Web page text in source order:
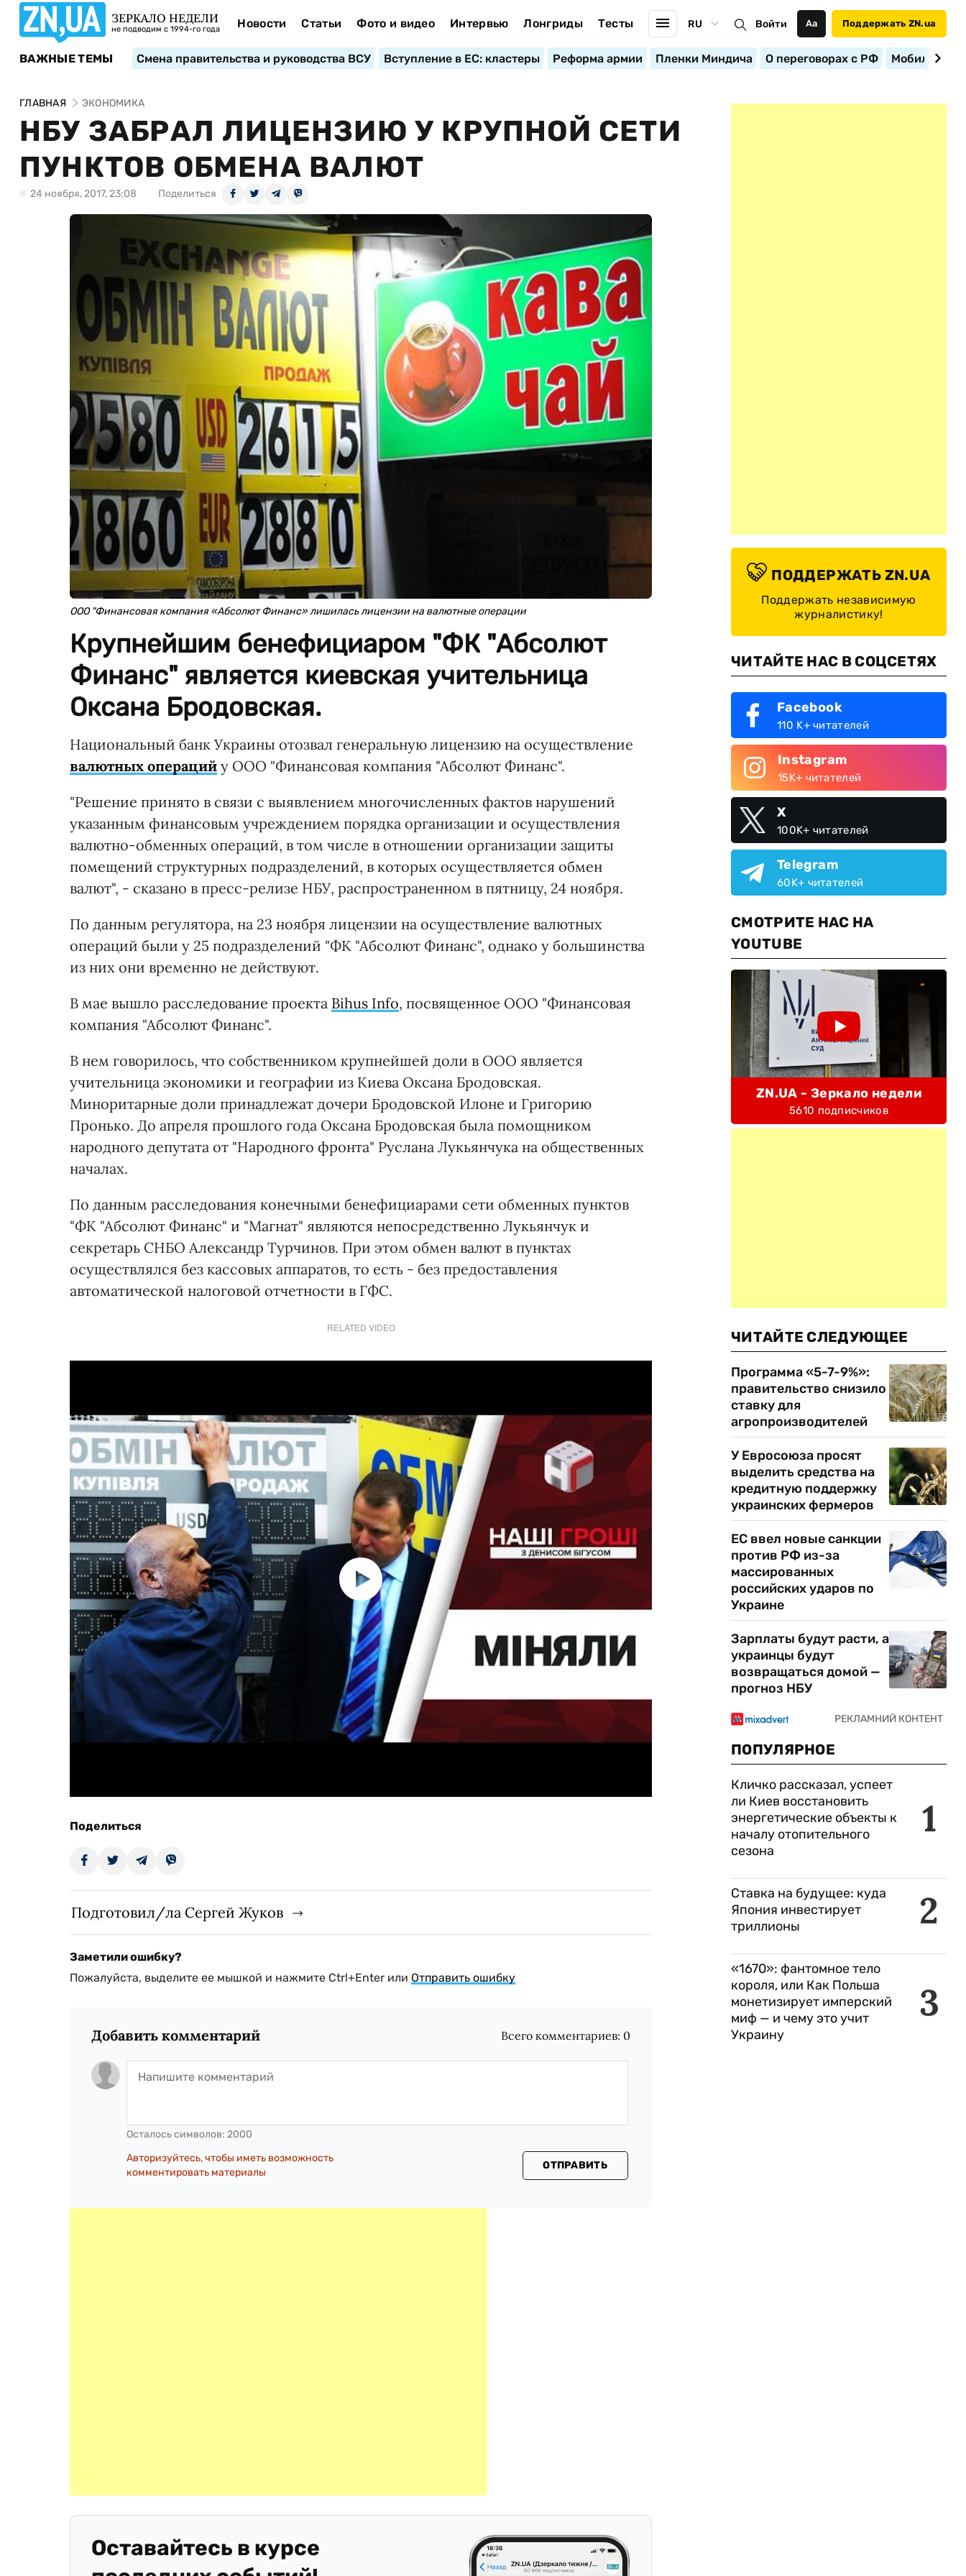
ЗЕРКАЛО НЕДЕЛИ
не подводим с 1994-го года Новости Статьи Фото и видео Интервью Лонгриды Тесты RU Войти Аа Поддержать ZN.ua
ВАЖНЫЕ ТЕМЫ Смена правительства и руководства ВСУ Вступление в ЕС: кластеры Реформа армии Пленки Миндича О переговорах с РФ
ГЛАВНАЯ ЭКОНОМИКА
НБУ ЗАБРАЛ ЛИЦЕНЗИЮ У КРУПНОЙ СЕТИ
ПУНКТОВ ОБМЕНА ВАЛЮТ
24 ноября, 2017, 23:08 Поделиться
ООО "Финансовая компания «Абсолют Финанс» лишилась лицензии на валютные операции
Крупнейшим бенефициаром "ФК "Абсолют
Финанс" является киевская учительница
Оксана Бродовская.
Национальный банк Украины отозвал генеральную лицензию на осуществление
валютных операций у ООО "Финансовая компания "Абсолют Финанс".
"Решение принято в связи с выявлением многочисленных фактов нарушений
указанным финансовым учреждением порядка организации и осуществления
валютно-обменных операций, в том числе в отношении организации защиты
помещений структурных подразделений, в которых осуществляется обмен
валют", - сказано в пресс-релизе НБУ, распространенном в пятницу, 24 ноября.
По данным регулятора, на 23 ноября лицензии на осуществление валютных
операций были у 25 подразделений "ФК "Абсолют Финанс", однако у большинства
из них они временно не действуют.
В мае вышло расследование проекта Bihus Info, посвященное ООО "Финансовая
компания "Абсолют Финанс".
В нем говорилось, что собственником крупнейшей доли в ООО является
учительница экономики и географии из Киева Оксана Бродовская.
Миноритарные доли принадлежат дочери Бродовской Илоне и Григорию
Пронько. До апреля прошлого года Оксана Бродовская была помощником
народного депутата от "Народного фронта" Руслана Лукьянчука на общественных
началах.
По данным расследования конечными бенефициарами сети обменных пунктов
"ФК "Абсолют Финанс" и "Магнат" являются непосредственно Лукьянчук и
секретарь СНБО Александр Турчинов. При этом обмен валют в пунктах
осуществлялся без кассовых аппаратов, то есть - без предоставления
автоматической налоговой отчетности в ГФС.
RELATED VIDEO
Поделиться
Подготовил/ла Сергей Жуков
Заметили ошибку?
Пожалуйста, выделите ее мышкой и нажмите Ctrl+Enter или Отправить ошибку
Добавить комментарий Всего комментариев: 0
Осталось символов: 2000
Авторизуйтесь, чтобы иметь возможность
комментировать материалы
ОТПРАВИТЬ
Оставайтесь в курсе
ПОДДЕРЖАТЬ ZN.UA
Поддержать независимую
журналистику!
ЧИТАЙТЕ НАС В СОЦСЕТЯХ
Facebook
110 K+ читателей
Instagram
15K+ читателей
X
100K+ читателей
Telegram
60K+ читателей
СМОТРИТЕ НАС НА
YOUTUBE
ZN.UA - Зеркало недели
5610 подписчиков
ЧИТАЙТЕ СЛЕДУЮЩЕЕ
Программа «5-7-9%»:
правительство снизило
ставку для
агропроизводителей
У Евросоюза просят
выделить средства на
кредитную поддержку
украинских фермеров
ЕС ввел новые санкции
против РФ из-за
массированных
российских ударов по
Украине
Зарплаты будут расти, а
украинцы будут
возвращаться домой —
прогноз НБУ
ПОПУЛЯРНОЕ
1
Кличко рассказал, успеет
ли Киев восстановить
энергетические объекты к
началу отопительного
сезона
2
Ставка на будущее: куда
Япония инвестирует
триллионы
3
«1670»: фантомное тело
короля, или Как Польша
монетизирует имперский
миф — и чему это учит
Украину